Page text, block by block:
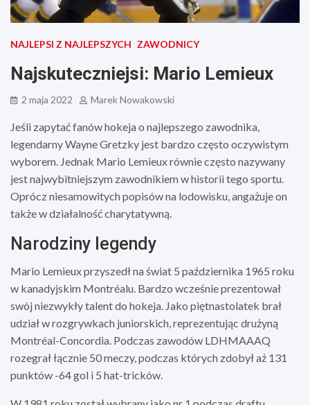
NAJLEPSI Z NAJLEPSZYCH ZAWODNICY
Najskuteczniejsi: Mario Lemieux
2 maja 2022 Marek Nowakowski
Jeśli zapytać fanów hokeja o najlepszego zawodnika,
legendarny Wayne Gretzky jest bardzo często oczywistym
wyborem. Jednak Mario Lemieux równie często nazywany
jest najwybitniejszym zawodnikiem w historii tego sportu.
Oprócz niesamowitych popisów na lodowisku, angażuje on
także w działalność charytatywną.
Narodziny legendy
Mario Lemieux przyszedł na świat 5 października 1965 roku
w kanadyjskim Montréalu. Bardzo wcześnie prezentował
swój niezwykły talent do hokeja. Jako piętnastolatek brał
udział w rozgrywkach juniorskich, reprezentując drużyną
Montréal-Concordia. Podczas zawodów LDHMAAAQ
rozegrał łącznie 50 meczy, podczas których zdobył aż 131
punktów -64 gol i 5 hat-tricków.